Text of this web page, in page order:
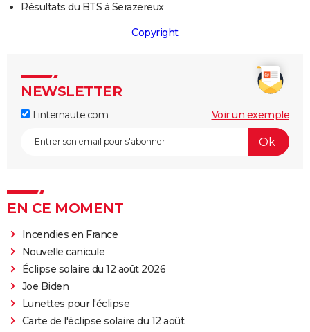
Résultats du BTS à Serazereux
Copyright
NEWSLETTER
Linternaute.com Voir un exemple
EN CE MOMENT
Incendies en France
Nouvelle canicule
Éclipse solaire du 12 août 2026
Joe Biden
Lunettes pour l'éclipse
Carte de l'éclipse solaire du 12 août